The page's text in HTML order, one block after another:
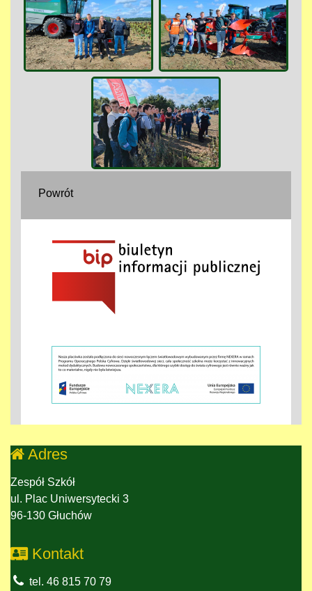
Powrót
Adres
Zespół Szkół
ul. Plac Uniwersytecki 3
96-130 Głuchów
Kontakt
tel. 46 815 70 79